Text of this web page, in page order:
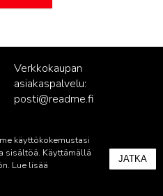
Verkkokaupan
asiakaspalvelu:
posti@readme.fi
käyttökokemustasi
sisältöä. Käyttämällä
Lue lisää
JATKA